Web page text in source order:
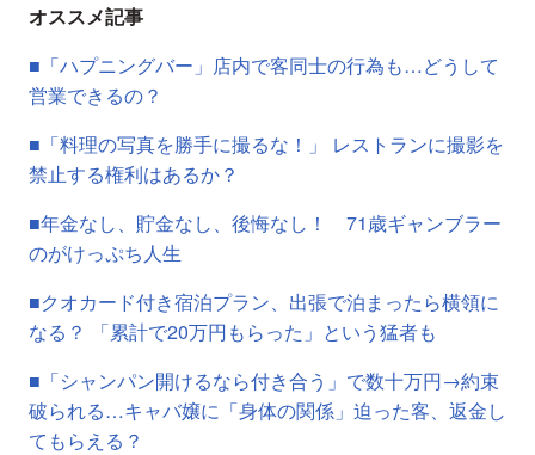
オススメ記事
■「ハプニングバー」店内で客同士の行為も…どうして
営業できるの？
■「料理の写真を勝手に撮るな！」 レストランに撮影を
禁止する権利はあるか？
■年金なし、貯金なし、後悔なし！ 71歳ギャンブラー
のがけっぷち人生
■クオカード付き宿泊プラン、出張で泊まったら横領に
なる？ 「累計で20万円もらった」という猛者も
■「シャンパン開けるなら付き合う」で数十万円→約束
破られる…キャバ嬢に「身体の関係」迫った客、返金し
てもらえる？